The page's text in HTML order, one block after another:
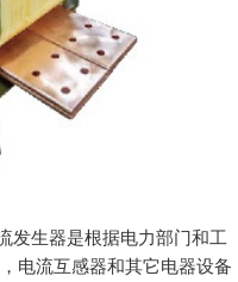
发生器是根据电力部门和工
电流互感器和其它电器设备